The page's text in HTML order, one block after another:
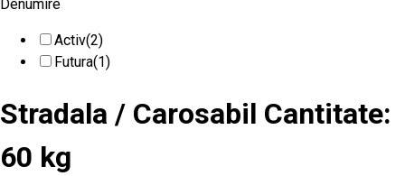
Denumire
Activ(2)
Futura(1)
Stradala / Carosabil Cantitate:
60 kg